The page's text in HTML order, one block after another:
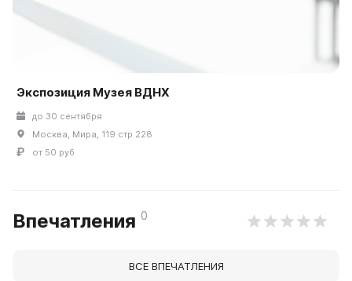
Экспозиция Музея ВДНХ
до 30 сентября
Москва, Мира, 119 стр 228
от 50 руб
Впечатления 0
ВСЕ ВПЕЧАТЛЕНИЯ